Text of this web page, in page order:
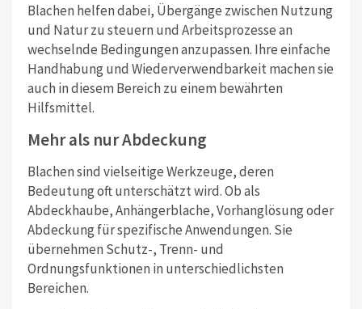
Blachen helfen dabei, Übergänge zwischen Nutzung
und Natur zu steuern und Arbeitsprozesse an
wechselnde Bedingungen anzupassen. Ihre einfache
Handhabung und Wiederverwendbarkeit machen sie
auch in diesem Bereich zu einem bewährten
Hilfsmittel.
Mehr als nur Abdeckung
Blachen sind vielseitige Werkzeuge, deren
Bedeutung oft unterschätzt wird. Ob als
Abdeckhaube, Anhängerblache, Vorhanglösung oder
Abdeckung für spezifische Anwendungen. Sie
übernehmen Schutz-, Trenn- und
Ordnungsfunktionen in unterschiedlichsten
Bereichen.